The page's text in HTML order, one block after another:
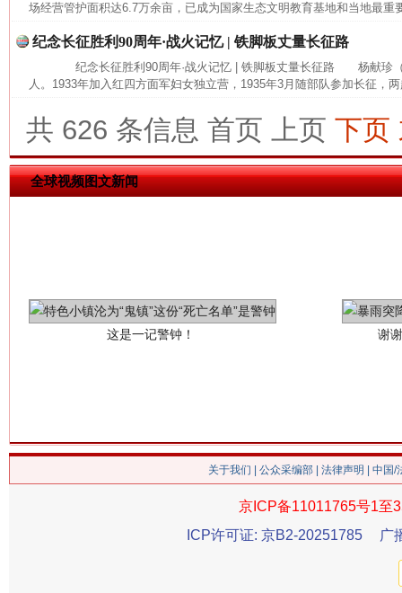
场经营管护面积达6.7万余亩，已成为国家生态文明教育基地和当地最重
纪念长征胜利90周年·战火记忆 | 铁脚板丈量长征路
纪念长征胜利90周年·战火记忆 | 铁脚板丈量长征路 杨献珍（
人。1933年加入红四方面军妇女独立营，1935年3月随部队参加长征，
共 626 条信息 首页 上页 下页
全球视频图文新闻
网上购药对药下症？
这是一记警钟！ 谢
关于我们 公众采编部 法律声明 | 中国
京ICP备11011765号1至
ICP许可证: 京B2-20251785
广